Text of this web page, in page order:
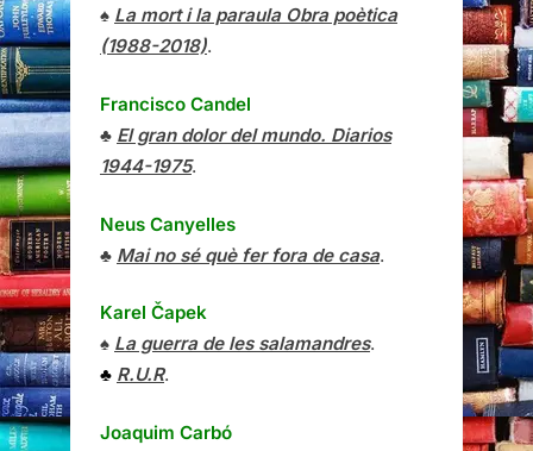
♠ La mort i la paraula Obra poètica
(1988-2018).
Francisco Candel
♣ El gran dolor del mundo. Diarios
1944-1975.
Neus Canyelles
♣ Mai no sé què fer fora de casa.
Karel Čapek
♠ La guerra de les salamandres.
♣ R.U.R.
Joaquim Carbó